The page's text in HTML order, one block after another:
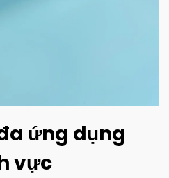
ứng dụng
vực